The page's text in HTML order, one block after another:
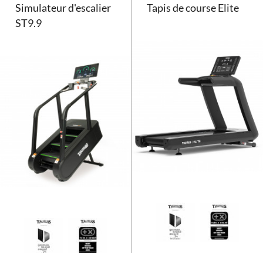
Simulateur d'escalier
ST9.9
Simulateur d'escalier Taurus
Tapis de course Elite